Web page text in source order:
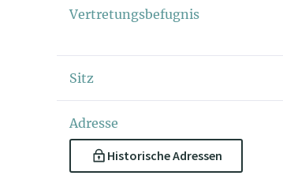
Vertretungsbefugnis
Sitz
Adresse
Historische Adressen